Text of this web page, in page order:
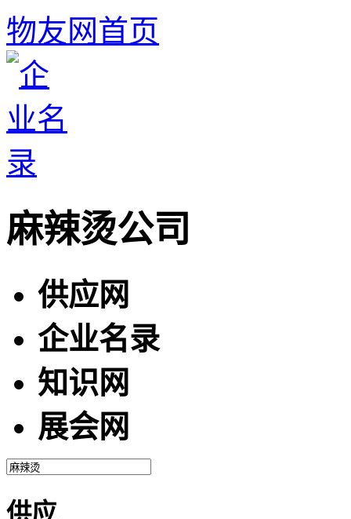
物友网首页
麻辣烫公司
供应网
企业名录
知识网
展会网